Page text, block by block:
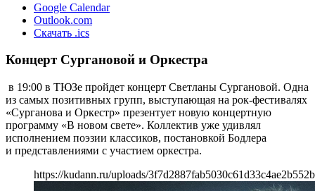
Google Calendar
Outlook.com
Скачать .ics
Концерт Сургановой и Оркестра
в 19:00 в ТЮЗе пройдет концерт Светланы Сургановой. Одна
из самых позитивных групп, выступающая на рок-фестивалях
«Сурганова и Оркестр» презентует новую концертную
программу «В новом свете». Коллектив уже удивлял
исполнением поэзии классиков, постановкой Бодлера
и представлениями с участием оркестра.
https://kudann.ru/uploads/